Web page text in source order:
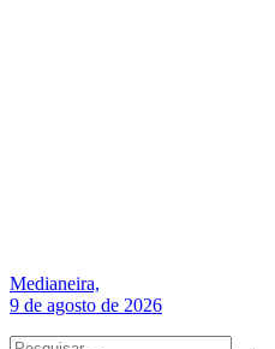
Medianeira,
9 de agosto de 2026